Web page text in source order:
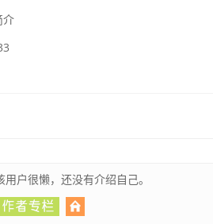
介
用户很懒，还没有介绍自己。